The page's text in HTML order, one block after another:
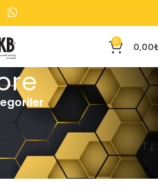
0 0,00
4 sonucun tümü gösteriliyor
Poşeti Flat Bottom